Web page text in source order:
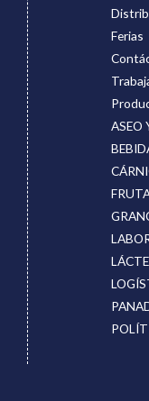
Ferias
ASEO